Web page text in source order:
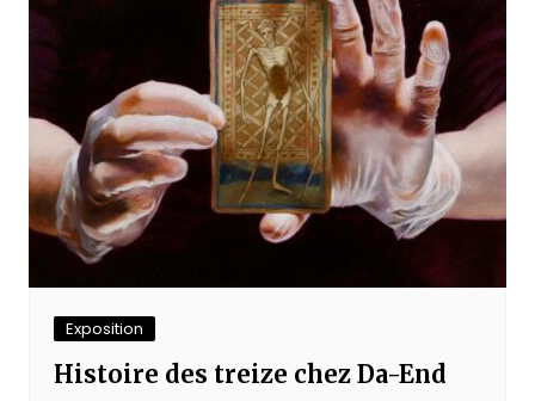
Exposition
Histoire des treize chez Da-End